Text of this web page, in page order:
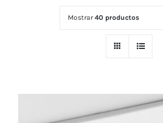
Mostrar40 productos